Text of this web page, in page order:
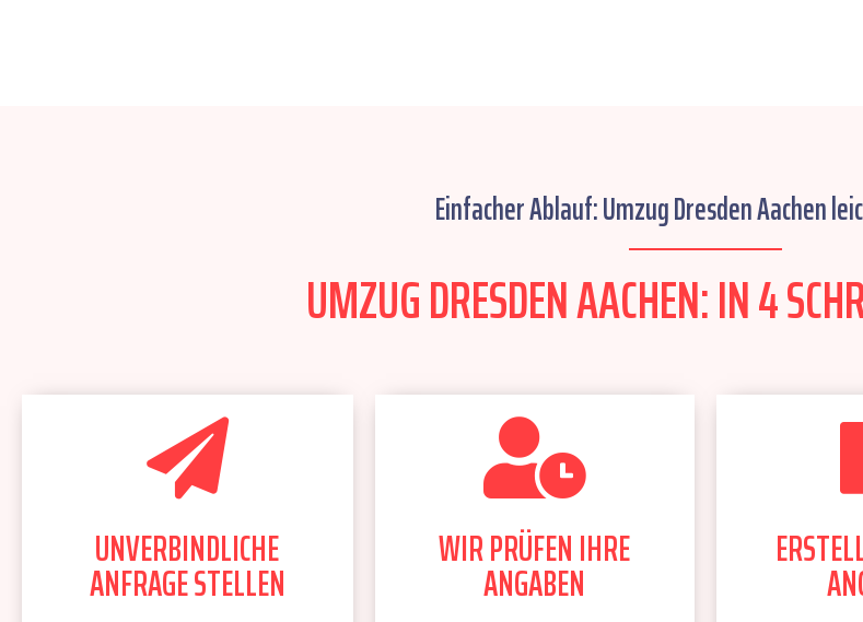
Einfacher Ablauf: Umzug Dresden Aachen
UMZUG DRESDEN AACHEN: IN 4
UNVERBINDLICHE
ANFRAGE STELLEN
WIR PRÜFEN IHRE
ANGABEN